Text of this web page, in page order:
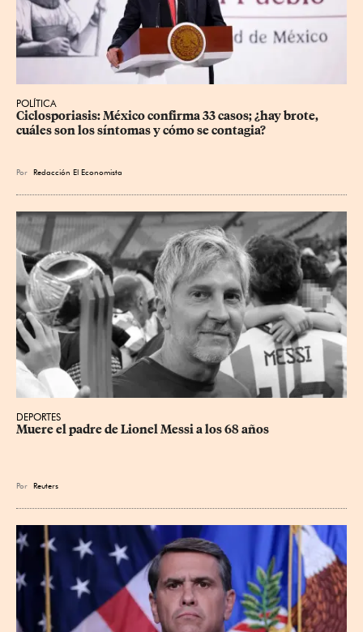
POLÍTICA
Ciclosporiasis: México confirma 33 casos; ¿hay brote,
cuáles son los síntomas y cómo se contagia?
Por Redacción El Economista
DEPORTES
Muere el padre de Lionel Messi a los 68 años
Por Reuters